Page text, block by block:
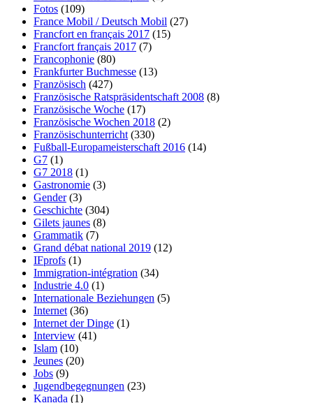
Fotos (109)
France Mobil / Deutsch Mobil (27)
Francfort en français 2017 (15)
Francfort français 2017 (7)
Francophonie (80)
Frankfurter Buchmesse (13)
Französisch (427)
Französische Ratspräsidentschaft 2008 (8)
Französische Woche (17)
Französische Wochen 2018 (2)
Französischunterricht (330)
Fußball-Europameisterschaft 2016 (14)
G7 (1)
G7 2018 (1)
Gastronomie (3)
Gender(3)
Geschichte (304)
Gilets jaunes (8)
Grammatik (7)
Grand débat national 2019 (12)
IFprofs (1)
Immigration-intégration (34)
Industrie 4.0 (1)
Internationale Beziehungen (5)
Internet (36)
Internet der Dinge (1)
Interview (41)
Islam (10)
Jeunes (20)
Jobs (9)
Jugendbegegnungen (23)
Kanada (1)